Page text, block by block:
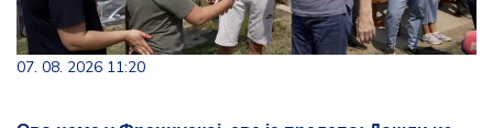
07. 08. 2026 11:20